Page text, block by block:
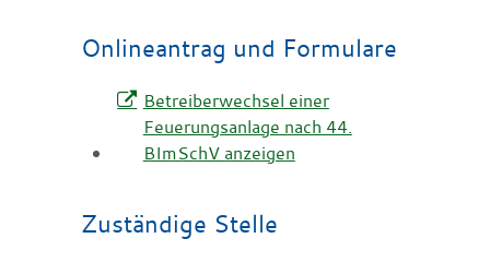
Onlineantrag und Formulare
Betreiberwechsel einer
Feuerungsanlage nach 44.
BImSchV anzeigen
Zuständige Stelle